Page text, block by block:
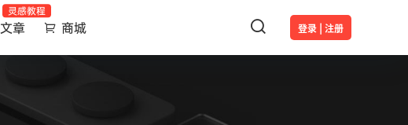
登录 | 注册
文章
灵感教程
商城